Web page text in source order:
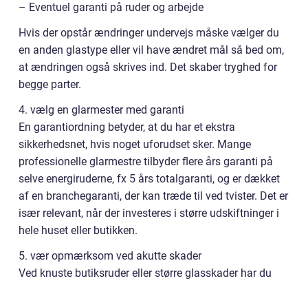
– Eventuel garanti på ruder og arbejde
Hvis der opstår ændringer undervejs måske vælger du
en anden glastype eller vil have ændret mål så bed om,
at ændringen også skrives ind. Det skaber tryghed for
begge parter.
4. vælg en glarmester med garanti
En garantiordning betyder, at du har et ekstra
sikkerhedsnet, hvis noget uforudset sker. Mange
professionelle glarmestre tilbyder flere års garanti på
selve energiruderne, fx 5 års totalgaranti, og er dækket
af en branchegaranti, der kan træde til ved tvister. Det er
især relevant, når der investeres i større udskiftninger i
hele huset eller butikken.
5. vær opmærksom ved akutte skader
Ved knuste butiksruder eller større glasskader har du